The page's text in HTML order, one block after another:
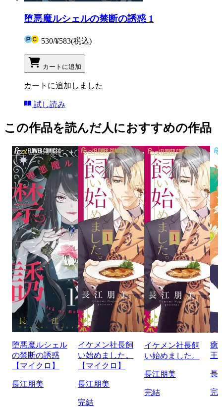
堕悪魔ルシェルの禁断の誘惑 1
530/¥583(税込)
カートに追加
カートに追加しました
試し読み
この作品を読んだ人におすすめの作品
堕悪魔ルシェル
の禁断の誘惑
【マイクロ】
長江朋美
イケメン社長飼
い始めました。
【マイクロ】
長江朋美
完結
イケメン社長飼
い始めました。
長江朋美
完結
癒
王
長
完